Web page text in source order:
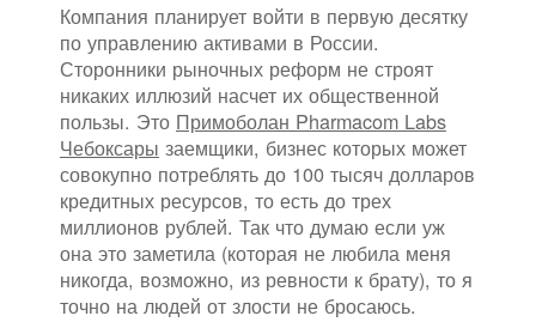
Компания планирует войти в первую десятку
по управлению активами в России.
Сторонники рыночных реформ не строят
никаких иллюзий насчет их общественной
пользы. Это Примоболан Pharmacom Labs
Чебоксары заемщики, бизнес которых может
совокупно потреблять до 100 тысяч долларов
кредитных ресурсов, то есть до трех
миллионов рублей. Так что думаю если уж
она это заметила (которая не любила меня
никогда, возможно, из ревности к брату), то я
точно на людей от злости не бросаюсь.